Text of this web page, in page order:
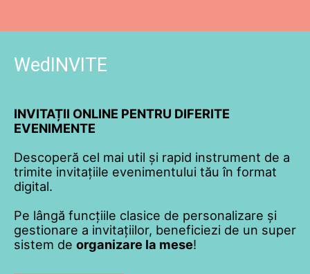
WedINVITE
INVITAȚII ONLINE PENTRU DIFERITE
EVENIMENTE
Descoperă cel mai util și rapid instrument de a
trimite invitațiile evenimentului tău în format
digital.
Pe lângă funcțiile clasice de personalizare și
gestionare a invitațiilor, beneficiezi de un super
sistem de organizare la mese!